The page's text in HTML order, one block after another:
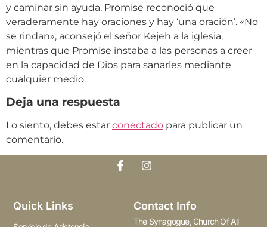
y caminar sin ayuda, Promise reconoció que
veraderamente hay oraciones y hay ‘una oración’. «No
se rindan», aconsejó el señor Kejeh a la iglesia,
mientras que Promise instaba a las personas a creer
en la capacidad de Dios para sanarles mediante
cualquier medio.
Deja una respuesta
Lo siento, debes estar conectado para publicar un
comentario.
Quick Links Contact Info
The Synagogue, Church Of All